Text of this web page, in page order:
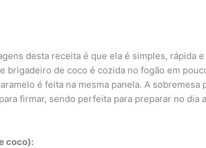
desta receita é que ela é simples, rápida e
brigadeiro de coco é cozida no fogão em
é feita na mesma panela. A sobremesa
firmar, sendo perfeita para preparar no dia
coco):